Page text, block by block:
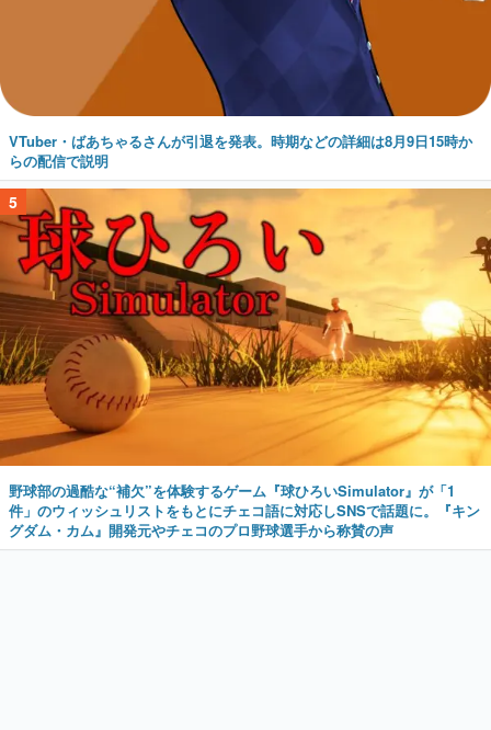
VTuber・ばあちゃるさんが引退を発表。時期などの詳細は8月9日15時か
らの配信で説明
5
野球部の過酷な“補欠”を体験するゲーム『球ひろいSimulator』が「1
件」のウィッシュリストをもとにチェコ語に対応しSNSで話題に。『キン
グダム・カム』開発元やチェコのプロ野球選手から称賛の声